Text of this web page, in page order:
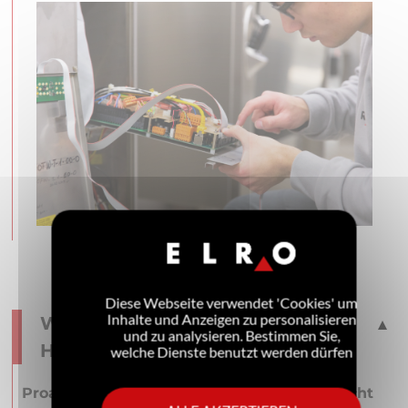
WAS UNSERE KUNDEN DAVON
HABEN
Proaktive Kundenbeziehung in jeder Hinsicht
Diese Webseite verwendet 'Cookies' um
Inhalte und Anzeigen zu personalisieren
und zu analysieren. Bestimmen Sie,
welche Dienste benutzt werden dürfen